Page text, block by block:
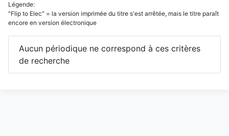
Légende:
"Flip to Elec" = la version imprimée du titre s'est arrêtée, mais le titre paraît
encore en version électronique
Aucun périodique ne correspond à ces critères
de recherche